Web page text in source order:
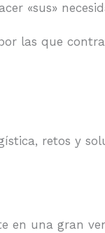
«sus»
las que
retos y
en una gran